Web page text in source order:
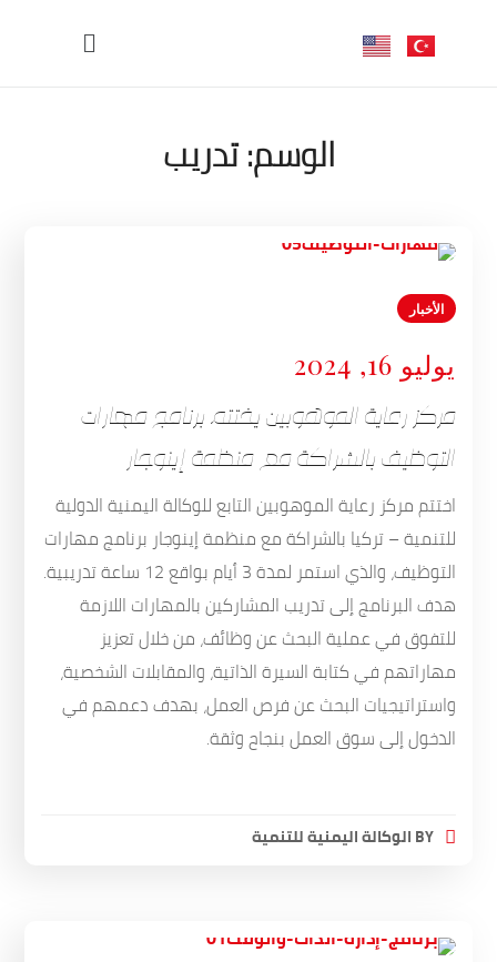
الوسم:تدريب
الأخبار
يوليو 16, 2024
مركز رعاية الموهوبين يختتم برنامج مهارات
التوظيف بالشراكة مع منظمة إينوجار
اختتم مركز رعاية الموهوبين التابع للوكالة اليمنية الدولية
للتنمية – تركيا بالشراكة مع منظمة إينوجار برنامج مهارات
التوظيف، والذي استمر لمدة 3 أيام بواقع 12 ساعة تدريبية.
هدف البرنامج إلى تدريب المشاركين بالمهارات اللازمة
للتفوق في عملية البحث عن وظائف، من خلال تعزيز
مهاراتهم في كتابة السيرة الذاتية، والمقابلات الشخصية،
واستراتيجيات البحث عن فرص العمل، بهدف دعمهم في
الدخول إلى سوق العمل بنجاح وثقة.
BYالوكالة اليمنية للتنمية